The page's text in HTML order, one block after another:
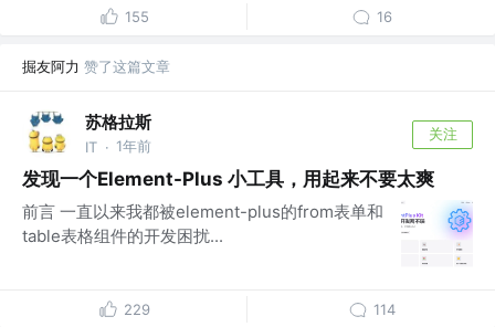
155 16
掘友阿力 赞了这篇文章
苏格拉斯
IT · 1年前
关注
发现一个Element-Plus 小工具，用起来不要太爽
前言 一直以来我都被element-plus的from表单和
table表格组件的开发困扰...
229 114